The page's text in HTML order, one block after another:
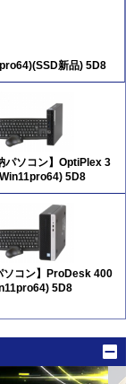
新品) 5D8
パソコン】OptiPlex 3
5D8
ソコン】ProDesk 400
5D8